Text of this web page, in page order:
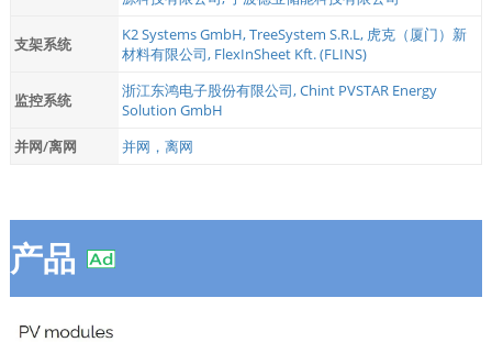
支架系统 K2 Systems GmbH,TreeSystem S.R.L, 虎克（厦门）新
材料有限公司, FlexInSheet Kft. (FLINS)
监控系统 浙江东鸿电子股份有限公司,Chint PVSTAR Energy
Solution GmbH
并网/离网
并网，离网
产品